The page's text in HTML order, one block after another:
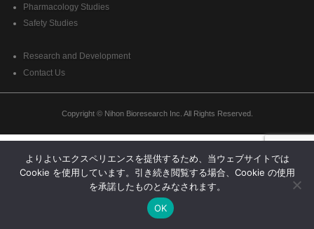
Pharmacology Studies
Safety Studies
Research and Development
Contact Us
Copyright © Nihon Bioresearch Inc. All Rights Reserved.
よりよいエクスペリエンスを提供するため、当ウェブサイトでは
Cookie を使用しています。引き続き閲覧する場合、Cookie の使用
を承諾したものとみなされます。
OK